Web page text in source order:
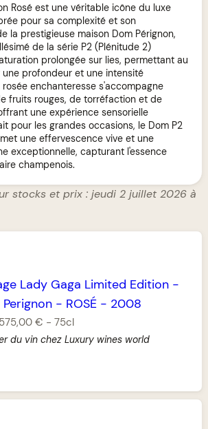
Rosé est une véritable icône du luxe
pour sa complexité et son
la prestigieuse maison Dom Pérignon,
de la série P2 (Plénitude 2)
prolongée sur lies, permettant au
profondeur et une intensité
rosée enchanteresse s'accompagne
fruits rouges, de torréfaction et de
une expérience sensorielle
pour les grandes occasions, le Dom P2
une effervescence vive et une
exceptionnelle, capturant l'essence
champenois.
stocks et prix : jeudi 2 juillet 2026 à
Lady Gaga Limited Edition-
Perignon- ROSÉ- 2008
575,00 € - 75cl
du vin chez Luxury wines world